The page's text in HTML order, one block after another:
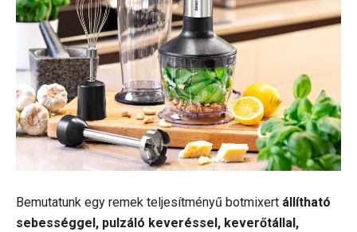
Bemutatunk egy remek teljesítményű botmixert állítható
sebességgel, pulzáló keveréssel, keverőtállal,